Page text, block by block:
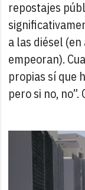
repostajes
a las diésel
empeoran).
propias sí que
pero si no,